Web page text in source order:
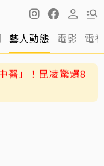
藝人動態 電影 電
癌歷程：痛苦到